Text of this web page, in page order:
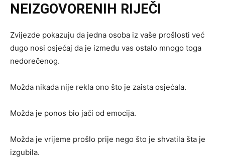
NEIZGOVORENIH RIJEČI
Zvijezde pokazuju da jedna osoba iz vaše prošlosti već
dugo nosi osjećaj da je između vas ostalo mnogo toga
nedorečenog.
Možda nikada nije rekla ono što je zaista osjećala.
Možda je ponos bio jači od emocija.
Možda je vrijeme prošlo prije nego što je shvatila šta je
izgubila.